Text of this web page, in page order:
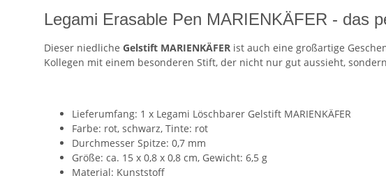
Legami Erasable Pen MARIENKÄFER - das
Dieser niedliche Gelstift MARIENKÄFER ist auch eine großartige
Kollegen mit einem besonderen Stift, der nicht nur gut aussieht,
Lieferumfang: 1 x Legami Löschbarer Gelstift MARIENKÄFER
Farbe: rot, schwarz, Tinte: rot
Durchmesser Spitze: 0,7 mm
Größe: ca. 15 x 0,8 x 0,8 cm, Gewicht: 6,5 g
Material: Kunststoff